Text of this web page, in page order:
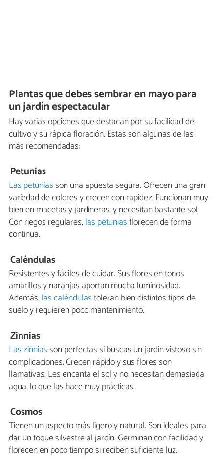
Plantas que debes sembrar en mayo para
un jardín espectacular
Hay varias opciones que destacan por su facilidad de
cultivo y su rápida floración. Estas son algunas de las
más recomendadas:
Petunias
Las petuniasson una apuesta segura. Ofrecen una gran
variedad de colores y crecen con rapidez. Funcionan muy
bien en macetas y jardineras, y necesitan bastante sol.
Con riegos regulares,las petuniasflorecen de forma
continua.
Caléndulas
Resistentes y fáciles de cuidar. Sus flores en tonos
amarillos y naranjas aportan mucha luminosidad.
Además,las caléndulastoleran bien distintos tipos de
suelo y requieren poco mantenimiento.
Zinnias
Las zinniasson perfectas si buscas un jardín vistoso sin
complicaciones. Crecen rápido y sus flores son
llamativas. Les encanta el sol y no necesitan demasiada
agua, lo que las hace muy prácticas.
Cosmos
Tienen un aspecto más ligero y natural. Son ideales para
dar un toque silvestre al jardín. Germinan con facilidad y
florecen en poco tiempo si reciben suficiente luz.